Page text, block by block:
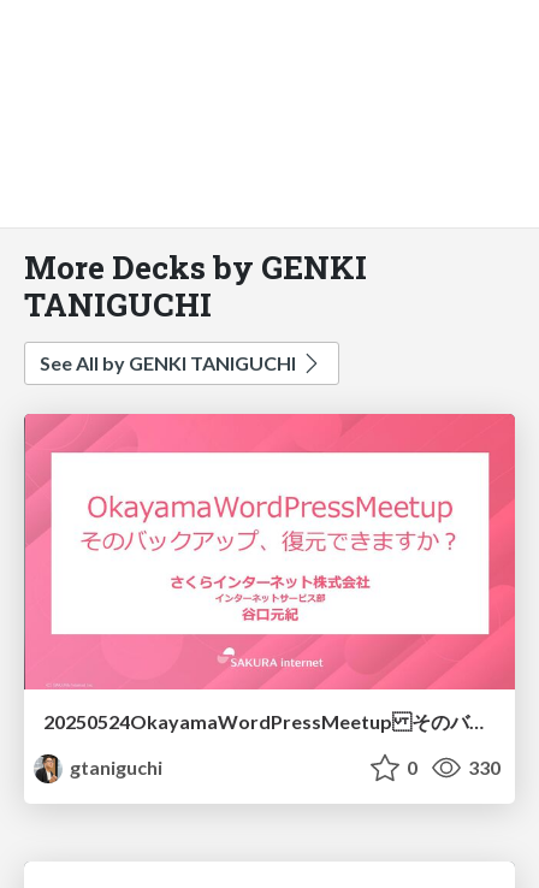
More Decks by GENKI
TANIGUCHI
See All by GENKI TANIGUCHI
20250524OkayamaWordPressMeetup そのバックアップ、復元できますか？
gtaniguchi
0 330